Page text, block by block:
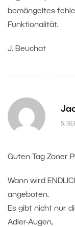
bemängeltes
Funktionalität.
J. Beuchat
5.
Guten Tag Zoner
Wann wird
angeboten.
Es gibt nicht nur
Adler-Augen,